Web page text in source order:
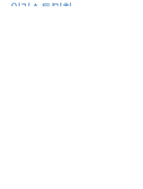
일러스트/만화